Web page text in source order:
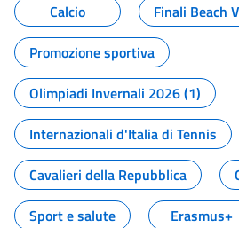
Calcio
Finali Beach
Promozione sportiva
Olimpiadi Invernali 2026 (1)
Internazionali d'Italia di Tennis
Cavalieri della Repubblica
Sport e salute
Erasmus+